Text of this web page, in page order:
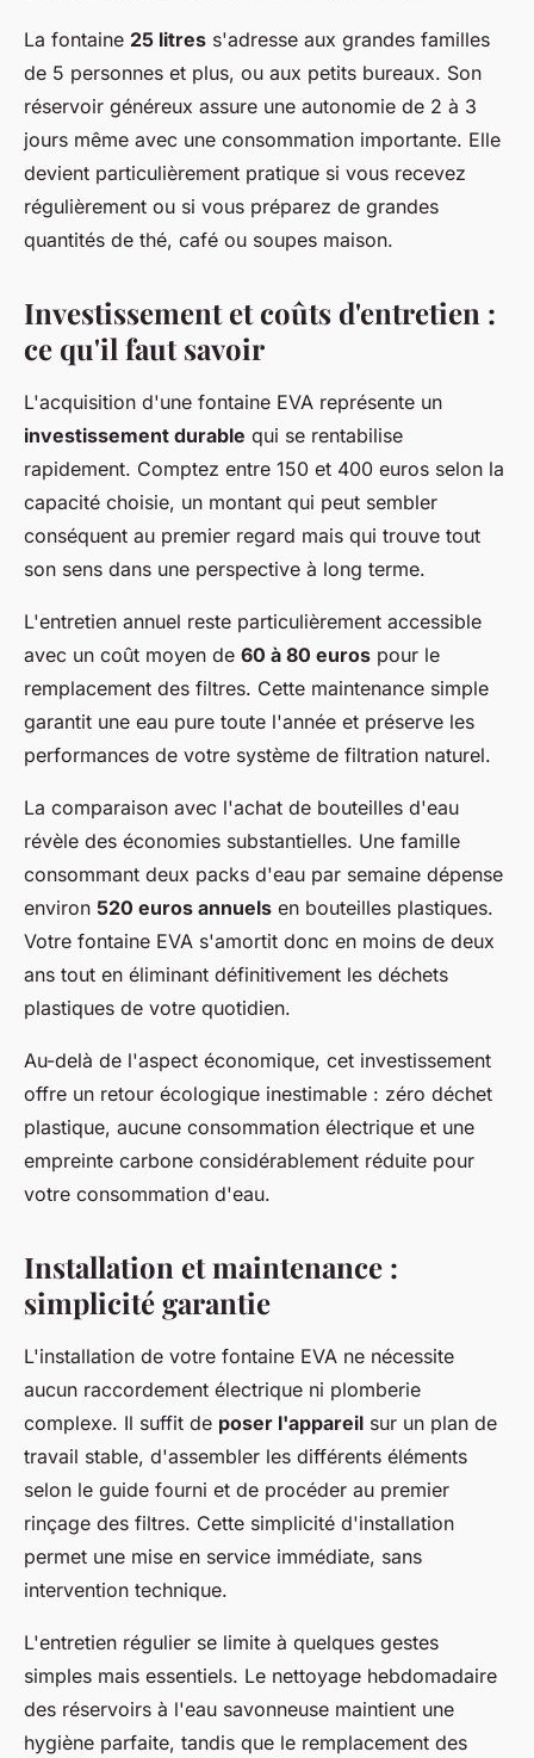
La fontaine 25 litres s'adresse aux grandes familles
de 5 personnes et plus, ou aux petits bureaux. Son
réservoir généreux assure une autonomie de 2 à 3
jours même avec une consommation importante. Elle
devient particulièrement pratique si vous recevez
régulièrement ou si vous préparez de grandes
quantités de thé, café ou soupes maison.
Investissement et coûts d'entretien :
ce qu'il faut savoir
L'acquisition d'une fontaine EVA représente un
investissement durable qui se rentabilise
rapidement. Comptez entre 150 et 400 euros selon la
capacité choisie, un montant qui peut sembler
conséquent au premier regard mais qui trouve tout
son sens dans une perspective à long terme.
L'entretien annuel reste particulièrement accessible
avec un coût moyen de 60 à 80 euros pour le
remplacement des filtres. Cette maintenance simple
garantit une eau pure toute l'année et préserve les
performances de votre système de filtration naturel.
La comparaison avec l'achat de bouteilles d'eau
révèle des économies substantielles. Une famille
consommant deux packs d'eau par semaine dépense
environ 520 euros annuels en bouteilles plastiques.
Votre fontaine EVA s'amortit donc en moins de deux
ans tout en éliminant définitivement les déchets
plastiques de votre quotidien.
Au-delà de l'aspect économique, cet investissement
offre un retour écologique inestimable : zéro déchet
plastique, aucune consommation électrique et une
empreinte carbone considérablement réduite pour
votre consommation d'eau.
Installation et maintenance :
simplicité garantie
L'installation de votre fontaine EVA ne nécessite
aucun raccordement électrique ni plomberie
complexe. Il suffit de poser l'appareil sur un plan de
travail stable, d'assembler les différents éléments
selon le guide fourni et de procéder au premier
rinçage des filtres. Cette simplicité d'installation
permet une mise en service immédiate, sans
intervention technique.
L'entretien régulier se limite à quelques gestes
simples mais essentiels. Le nettoyage hebdomadaire
des réservoirs à l'eau savonneuse maintient une
hygiène parfaite, tandis que le remplacement des